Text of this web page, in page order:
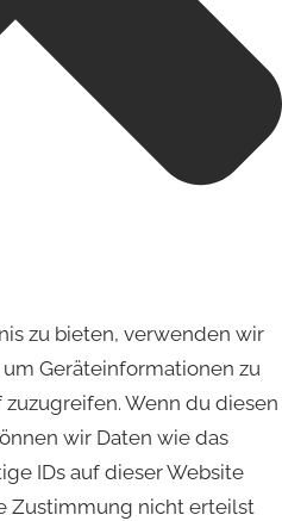
zu bieten, verwenden wir
Geräteinformationen zu
Wenn du diesen
wir Daten wie das
IDs auf dieser Website
Zustimmung nicht erteilst